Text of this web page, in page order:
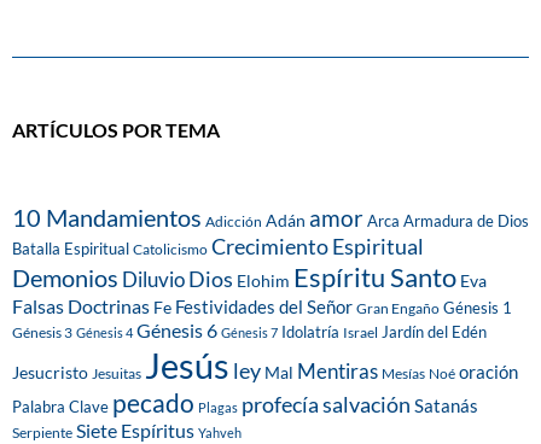
ARTÍCULOS POR TEMA
10 Mandamientos Adicción Adán amorArca Armadura de Dios
Batalla Espiritual Catolicismo Crecimiento Espiritual
Demonios DiluvioDios Elohim Espíritu Santo Eva
Falsas Doctrinas Fe Festividades del Señor Gran Engaño Génesis 1
Génesis 3 Génesis 4 Génesis 6 Génesis 7 Idolatría Israel Jardín del Edén
Jesucristo Jesuitas Jesús ley Mal Mentiras Mesías Noé oración
Palabra Clave pecado Plagas profecíasalvación Satanás
Serpiente Siete Espíritus Yahveh